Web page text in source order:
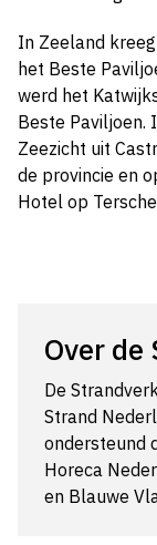
In Zeeland
het Beste
werd het
Beste Paviljoen.
Zeezicht uit
de provincie en
Hotel op
Over
De
Strand
ondersteund
Horeca
en Blauwe